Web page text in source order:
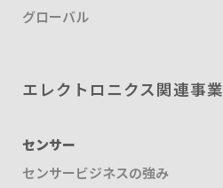
グローバル
エレクトロニクス関連事業
センサー
センサービジネスの強み